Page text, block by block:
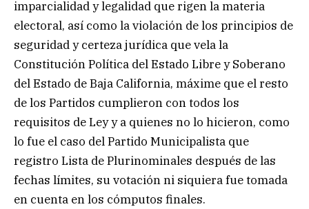
imparcialidad y legalidad que rigen la materia
electoral, así como la violación de los principios de
seguridad y certeza jurídica que vela la
Constitución Política del Estado Libre y Soberano
del Estado de Baja California, máxime que el resto
de los Partidos cumplieron con todos los
requisitos de Ley y a quienes no lo hicieron, como
lo fue el caso del Partido Municipalista que
registro Lista de Plurinominales después de las
fechas límites, su votación ni siquiera fue tomada
en cuenta en los cómputos finales.